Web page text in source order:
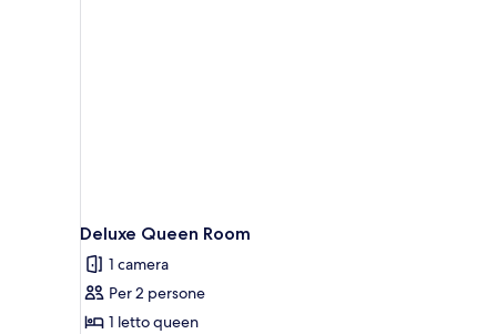
Deluxe Queen Room
1 camera
Per 2 persone
1 letto queen